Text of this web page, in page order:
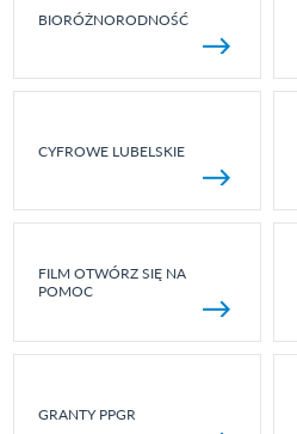
BIORÓŻNORODNOŚĆ
CYFROWE LUBELSKIE
FILM OTWÓRZ SIĘ NA
POMOC
GRANTY PPGR